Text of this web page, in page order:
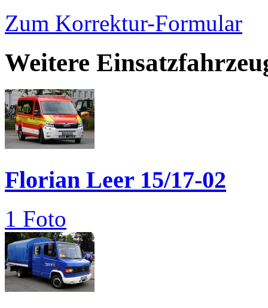
Zum Korrektur-Formular
Weitere
Florian Leer 15/17-02
1 Foto